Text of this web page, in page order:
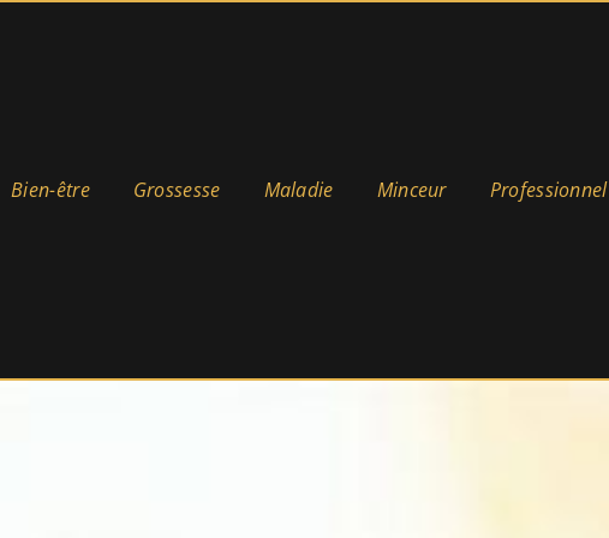
Bien-être Grossesse Maladie Minceur Professionnel